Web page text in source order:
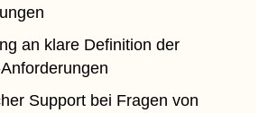
an klare Definition der
Support bei Fragen von